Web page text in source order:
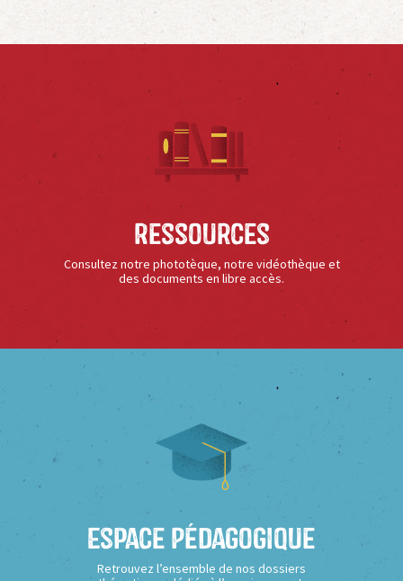
Ressources
Consultez notre phototèque, notre vidéothèque et
des documents en libre accès.
Espace Pédagogique
Retrouvez l’ensemble de nos dossiers